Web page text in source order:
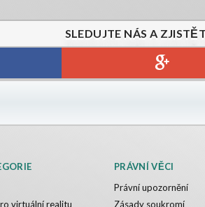
SLEDUJTE NÁS A
virtuální realitu
PRÁVNÍ VĚCI
Právní upozornění
Zásady soukromí